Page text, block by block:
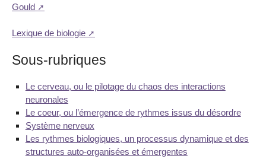
Gould
Lexique de biologie
Sous-rubriques
Le cerveau, ou le pilotage du chaos des interactions
neuronales
Le coeur, ou l’émergence de rythmes issus du désordre
Système nerveux
Les rythmes biologiques, un processus dynamique et des
structures auto-organisées et émergentes